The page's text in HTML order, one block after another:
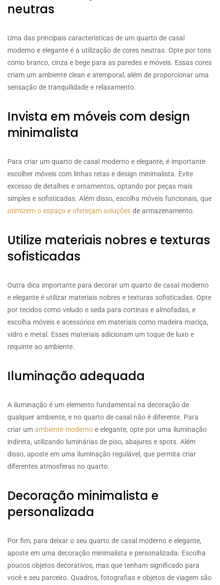
neutras
Uma das principais características de um quarto de casal
moderno e elegante é a utilização de cores neutras. Opte por tons
como branco, cinza e bege para as paredes e móveis. Essas cores
criam um ambiente clean e atemporal, além de proporcionar uma
sensação de tranquilidade e relaxamento.
Invista em móveis com design
minimalista
Para criar um quarto de casal moderno e elegante, é importante
escolher móveis com linhas retas e design minimalista. Evite
excesso de detalhes e ornamentos, optando por peças mais
simples e sofisticadas. Além disso, escolha móveis funcionais, que
otimizem o espaço e ofereçam soluções de armazenamento.
Utilize materiais nobres e texturas
sofisticadas
Outra dica importante para decorar um quarto de casal moderno
e elegante é utilizar materiais nobres e texturas sofisticadas. Opte
por tecidos como veludo e seda para cortinas e almofadas, e
escolha móveis e acessórios em materiais como madeira maciça,
vidro e metal. Esses materiais adicionam um toque de luxo e
requinte ao ambiente.
Iluminação adequada
A iluminação é um elemento fundamental na decoração de
qualquer ambiente, e no quarto de casal não é diferente. Para
criar um ambiente moderno e elegante, opte por uma iluminação
indireta, utilizando luminárias de piso, abajures e spots. Além
disso, aposte em uma iluminação regulável, que permita criar
diferentes atmosferas no quarto.
Decoração minimalista e
personalizada
Por fim, para deixar o seu quarto de casal moderno e elegante,
aposte em uma decoração minimalista e personalizada. Escolha
poucos objetos decorativos, mas que tenham significado para
você e seu parceiro. Quadros, fotografias e objetos de viagem são